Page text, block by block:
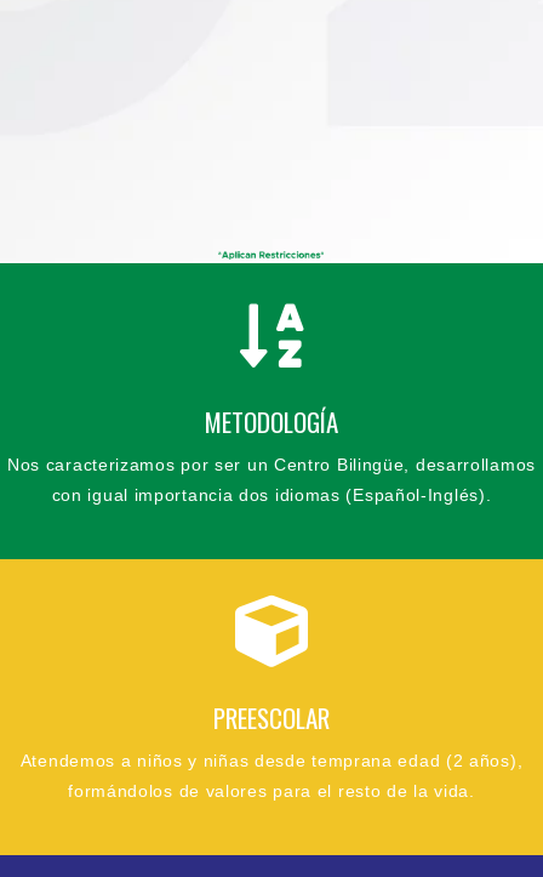
METODOLOGÍA
Nos caracterizamos por ser un Centro Bilingüe, desarrollamos
con igual importancia dos idiomas (Español-Inglés).
PREESCOLAR
Atendemos a niños y niñas desde temprana edad (2 años),
formándolos de valores para el resto de la vida.